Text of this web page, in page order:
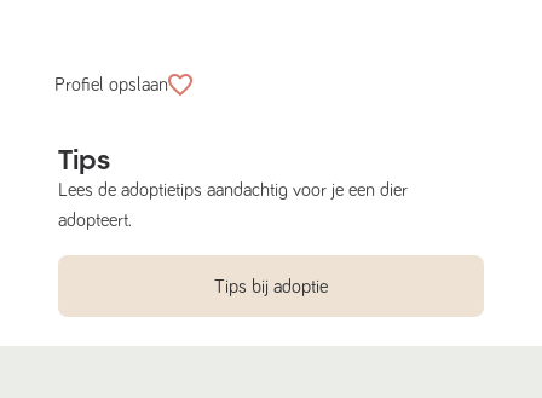
Profiel opslaan
Tips
Lees de adoptietips aandachtig voor je een dier
adopteert.
Tips bij adoptie